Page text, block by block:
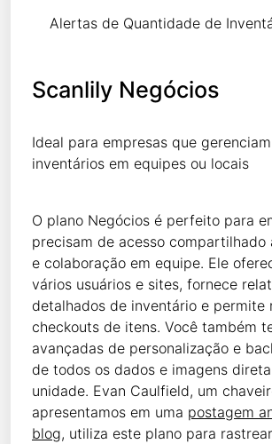
Alertas de Quantidade de
Scanlily Negócios
Ideal para empresas que
inventários em equipes ou locais
O plano Negócios é perfeito para
precisam de acesso compartilhado
e colaboração em equipe. Ele
vários usuários e sites, fornece
detalhados de inventário e permite
checkouts de itens. Você também
avançadas de personalização e
de todos os dados e imagens
unidade. Evan Caulfield, um
apresentamos em uma postagem
blog, utiliza este plano para